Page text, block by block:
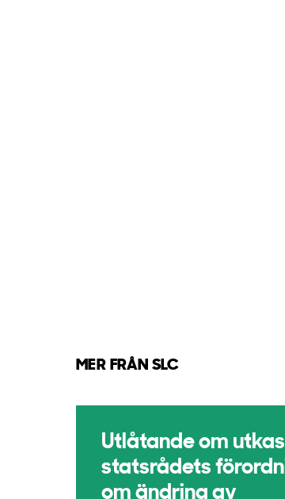
MER FRÅN SLC
Utlåtande om
statsrådets
om ändring av